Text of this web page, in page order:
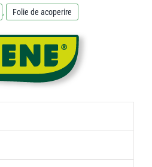
, Folie de acoperire